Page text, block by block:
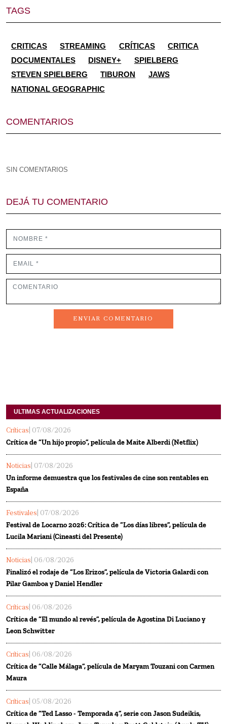
TAGS
CRITICAS STREAMING CRÍTICAS
CRITICA
DOCUMENTALES
DISNEY+
SPIELBERG
STEVEN SPIELBERG
TIBURON
JAWS
NATIONAL GEOGRAPHIC
COMENTARIOS
SIN COMENTARIOS
DEJÁ TU COMENTARIO
ENVIAR COMENTARIO
ULTIMAS ACTUALIZACIONES
Críticas | 07/08/2026
Crítica de “Un hijo propio”, película de Maite Alberdi (Netflix)
Noticias | 07/08/2026
Un informe demuestra que los festivales de cine son rentables en
España
Festivales | 07/08/2026
Festival de Locarno 2026: Crítica de “Los días libres”, película de
Lucila Mariani (Cineasti del Presente)
Noticias | 06/08/2026
Finalizó el rodaje de “Los Erizos”, película de Victoria Galardi con
Pilar Gamboa y Daniel Hendler
Críticas | 06/08/2026
Crítica de “El mundo al revés”, película de Agostina Di Luciano y
Leon Schwitter
Críticas | 06/08/2026
Crítica de “Calle Málaga”, película de Maryam Touzani con Carmen
Maura
Críticas | 05/08/2026
Crítica de “Ted Lasso - Temporada 4”, serie con Jason Sudeikis,